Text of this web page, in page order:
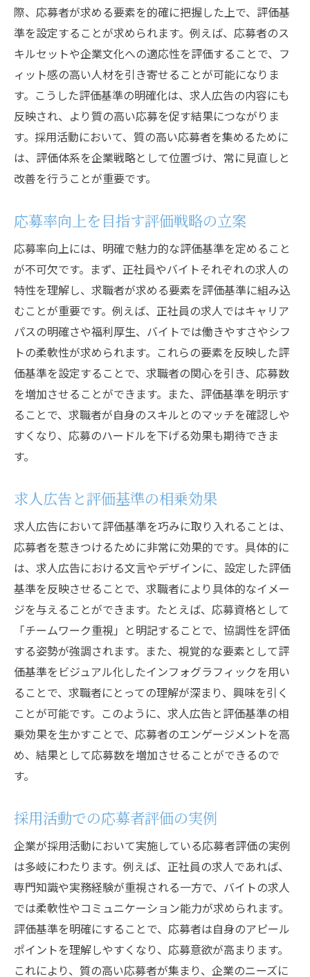
際、応募者が求める要素を的確に把握した上で、評価基
準を設定することが求められます。例えば、応募者のス
キルセットや企業文化への適応性を評価することで、フ
ィット感の高い人材を引き寄せることが可能になりま
す。こうした評価基準の明確化は、求人広告の内容にも
反映され、より質の高い応募を促す結果につながりま
す。採用活動において、質の高い応募者を集めるために
は、評価体系を企業戦略として位置づけ、常に見直しと
改善を行うことが重要です。
応募率向上を目指す評価戦略の立案
応募率向上には、明確で魅力的な評価基準を定めること
が不可欠です。まず、正社員やバイトそれぞれの求人の
特性を理解し、求職者が求める要素を評価基準に組み込
むことが重要です。例えば、正社員の求人ではキャリア
パスの明確さや福利厚生、バイトでは働きやすさやシフ
トの柔軟性が求められます。これらの要素を反映した評
価基準を設定することで、求職者の関心を引き、応募数
を増加させることができます。また、評価基準を明示す
ることで、求職者が自身のスキルとのマッチを確認しや
すくなり、応募のハードルを下げる効果も期待できま
す。
求人広告と評価基準の相乗効果
求人広告において評価基準を巧みに取り入れることは、
応募者を惹きつけるために非常に効果的です。具体的に
は、求人広告における文言やデザインに、設定した評価
基準を反映させることで、求職者により具体的なイメー
ジを与えることができます。たとえば、応募資格として
「チームワーク重視」と明記することで、協調性を評価
する姿勢が強調されます。また、視覚的な要素として評
価基準をビジュアル化したインフォグラフィックを用い
ることで、求職者にとっての理解が深まり、興味を引く
ことが可能です。このように、求人広告と評価基準の相
乗効果を生かすことで、応募者のエンゲージメントを高
め、結果として応募数を増加させることができるので
す。
採用活動での応募者評価の実例
企業が採用活動において実施している応募者評価の実例
は多岐にわたります。例えば、正社員の求人であれば、
専門知識や実務経験が重視される一方で、バイトの求人
では柔軟性やコミュニケーション能力が求められます。
評価基準を明確にすることで、応募者は自身のアピール
ポイントを理解しやすくなり、応募意欲が高まります。
これにより、質の高い応募者が集まり、企業のニーズに